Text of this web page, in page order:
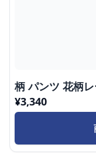
柄 パンツ 花柄
¥3,340